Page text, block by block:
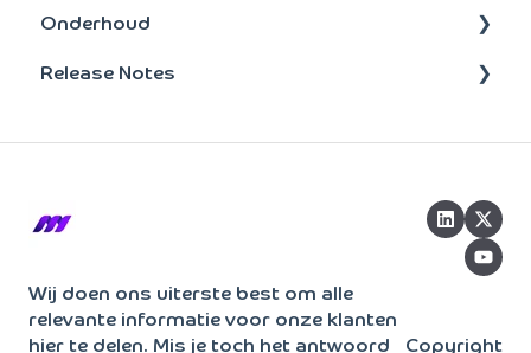
Artikelen
Facturering
Jaarovergang
Bankmutaties
Toegang
Rapportage
Onderhoud
Taken
Tools & Tips
update-installatie
Onderhoud
Bankenkoppeling
Release Notes
2024
Wij doen ons uiterste best om alle
relevante informatie voor onze klanten
hier te delen. Mis je toch het antwoord
Copyright